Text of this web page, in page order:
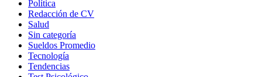
Política
Redacción de CV
Salud
Sin categoría
Sueldos Promedio
Tecnología
Tendencias